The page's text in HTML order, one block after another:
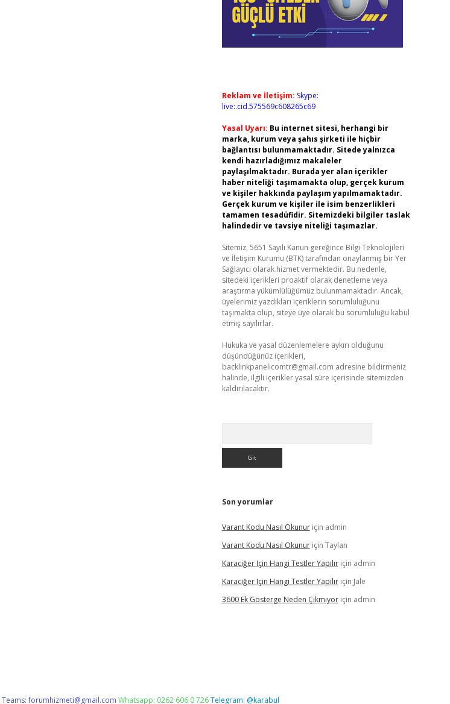
Reklam ve İletişim: Skype:
live:.cid.575569c608265c69
Yasal Uyarı: Bu internet sitesi, herhangi bir
marka, kurum veya şahıs şirketi ile hiçbir
bağlantısı bulunmamaktadır. Sitede yalnızca
kendi hazırladığımız makaleler
paylaşılmaktadır. Burada yer alan içerikler
haber niteliği taşımamakta olup, gerçek kurum
ve kişiler hakkında paylaşım yapılmamaktadır.
Gerçek kurum ve kişiler ile isim benzerlikleri
tamamen tesadüfidir. Sitemizdeki bilgiler taslak
halindedir ve tavsiye niteliği taşımazlar.
Sitemiz, 5651 Sayılı Kanun gereğince Bilgi Teknolojileri
ve İletişim Kurumu (BTK) tarafından onaylanmış bir Yer
Sağlayıcı olarak hizmet vermektedir. Bu nedenle,
sitedeki içerikleri proaktif olarak denetleme veya
araştırma yükümlülüğümüz bulunmamaktadır. Ancak,
üyelerimiz yazdıkları içeriklerin sorumluluğunu
taşımakta olup, siteye üye olarak bu sorumluluğu kabul
etmiş sayılırlar.
Hukuka ve yasal düzenlemelere aykırı olduğunu
düşündüğünüz içerikleri,
backlinkpanelicomtr@gmail.com adresine bildirmeniz
halinde, ilgili içerikler yasal süre içerisinde sitemizden
kaldırılacaktır.
Son yorumlar
Varant Kodu Nasıl Okunuriçin admin
Varant Kodu Nasıl Okunuriçin Taylan
Karaciğer Için Hangi Testler Yapılıriçin admin
Karaciğer Için Hangi Testler Yapılıriçin Jale
3600 Ek Gösterge Neden Çıkmıyoriçin admin
Teams:forumhizmeti@gmail.com Whatsapp: 0262 606 0 726Telegram: @karabul